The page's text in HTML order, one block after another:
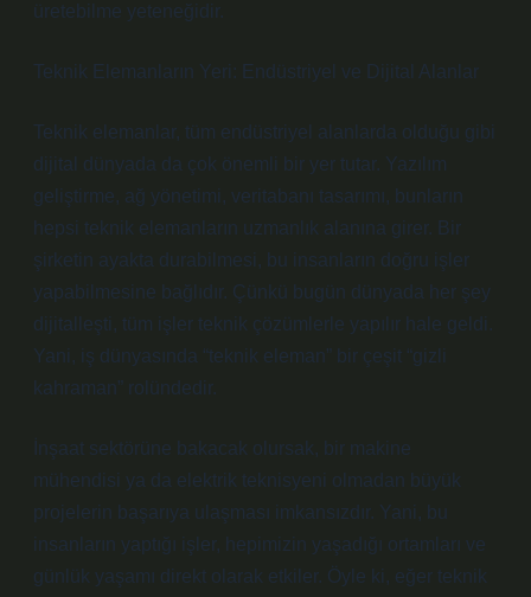
üretebilme yeteneğidir.
Teknik Elemanların Yeri: Endüstriyel ve Dijital Alanlar
Teknik elemanlar, tüm endüstriyel alanlarda olduğu gibi
dijital dünyada da çok önemli bir yer tutar. Yazılım
geliştirme, ağ yönetimi, veritabanı tasarımı, bunların
hepsi teknik elemanların uzmanlık alanına girer. Bir
şirketin ayakta durabilmesi, bu insanların doğru işler
yapabilmesine bağlıdır. Çünkü bugün dünyada her şey
dijitalleşti, tüm işler teknik çözümlerle yapılır hale geldi.
Yani, iş dünyasında “teknik eleman” bir çeşit “gizli
kahraman” rolündedir.
İnşaat sektörüne bakacak olursak, bir makine
mühendisi ya da elektrik teknisyeni olmadan büyük
projelerin başarıya ulaşması imkansızdır. Yani, bu
insanların yaptığı işler, hepimizin yaşadığı ortamları ve
günlük yaşamı direkt olarak etkiler. Öyle ki, eğer teknik